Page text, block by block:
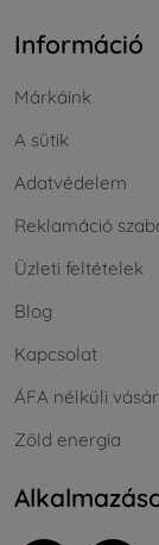
Információ
Márkáink
A sütik
Adatvédelem
Reklamáció
Üzleti feltételek
Blog
Kapcsolat
ÁFA nélküli
Zöld energia